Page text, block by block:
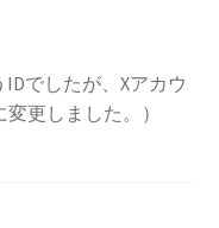
IDでしたが、Xアカウ
更しました。）